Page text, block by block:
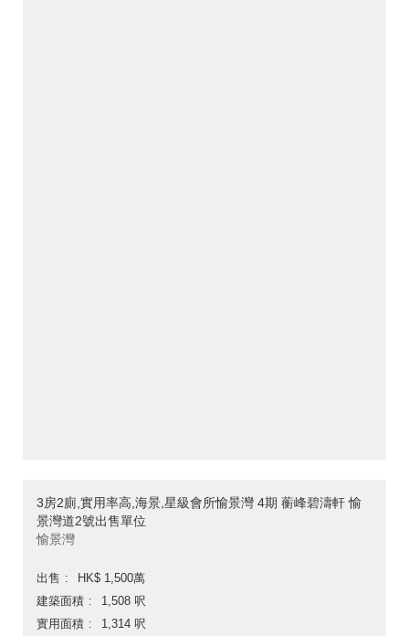
3房2廁,實用率高,海景,星級會所愉景灣 4期 蘅峰碧濤軒 愉
景灣道2號出售單位
愉景灣
出售
HK$ 1,500萬
建築面積
1,508 呎
實用面積
1,314 呎